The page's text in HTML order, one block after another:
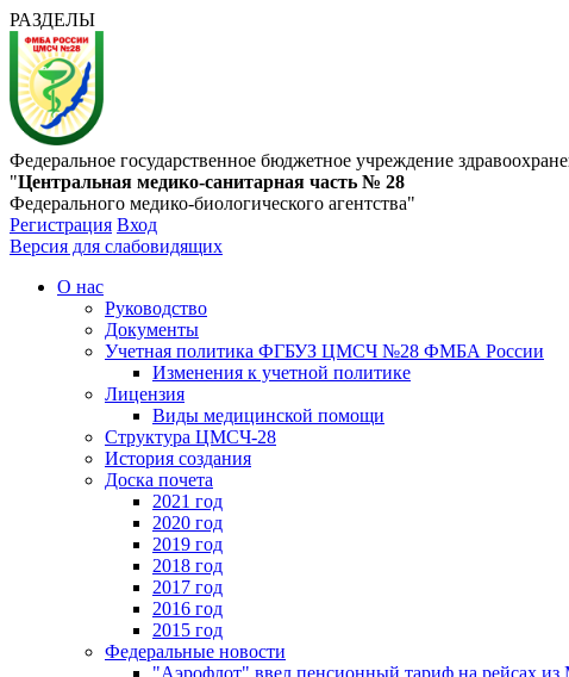
РАЗДЕЛЫ
Федеральное государственное бюджетное учреждение
"Центральная медико-санитарная часть № 28
Федерального медико-биологического агентства"
Регистрация Вход
Версия для слабовидящих
О нас
Руководство
Документы
Учетная политика ФГБУЗ ЦМСЧ №28 ФМБА России
Изменения к учетной политике
Лицензия
Виды медицинской помощи
Структура ЦМСЧ-28
История создания
Доска почета
2021 год
2020 год
2019 год
2018 год
2017 год
2016 год
2015 год
Федеральные новости
"Аэрофлот" ввел пенсионный тариф на рейсах